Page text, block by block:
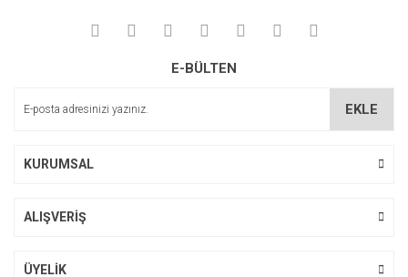
E-BÜLTEN
EKLE
KURUMSAL
ALIŞVERİŞ
ÜYELİK